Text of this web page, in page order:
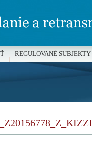
REGULOVANÉ SUBJEKTY